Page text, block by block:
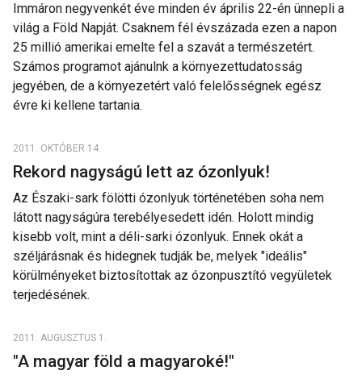
Immáron negyvenkét éve minden év április 22-én ünnepli a
világ a Föld Napját. Csaknem fél évszázada ezen a napon
25 millió amerikai emelte fel a szavát a természetért.
Számos programot ajánulnk a környezettudatosság
jegyében, de a környezetért való felelősségnek egész
évre ki kellene tartania.
2011. OKTÓBER 14.
Rekord nagyságú lett az ózonlyuk!
Az Északi-sark fölötti ózonlyuk történetében soha nem
látott nagyságúra terebélyesedett idén. Holott mindig
kisebb volt, mint a déli-sarki ózonlyuk. Ennek okát a
széljárásnak és hidegnek tudják be, melyek "ideális"
körülményeket biztosítottak az ózonpusztító vegyületek
terjedésének.
2011. AUGUSZTUS 1.
"A magyar föld a magyaroké!"